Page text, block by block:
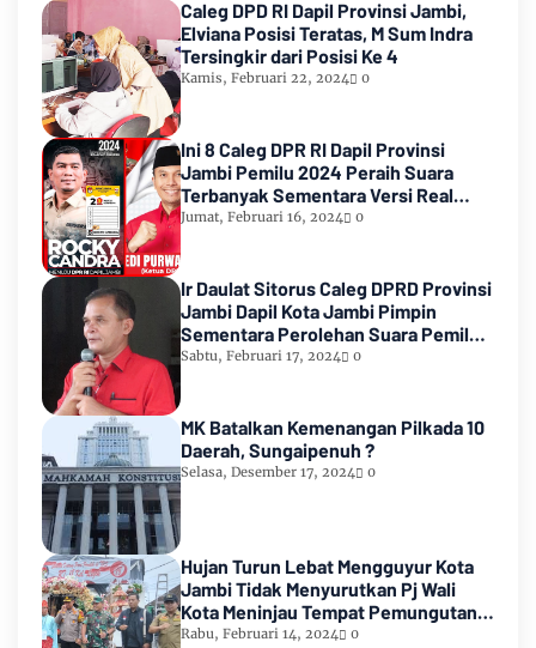
Caleg DPD RI Dapil Provinsi Jambi,
Elviana Posisi Teratas, M Sum Indra
Tersingkir dari Posisi Ke 4
Kamis, Februari 22, 2024 0
Ini 8 Caleg DPR RI Dapil Provinsi
Jambi Pemilu 2024 Peraih Suara
Terbanyak Sementara Versi Real
Count KPU RI
Jumat, Februari 16, 2024 0
Ir Daulat Sitorus Caleg DPRD Provinsi
Jambi Dapil Kota Jambi Pimpin
Sementara Perolehan Suara Pemilu
2024
Sabtu, Februari 17, 2024 0
MK Batalkan Kemenangan Pilkada 10
Daerah, Sungaipenuh ?
Selasa, Desember 17, 2024 0
Hujan Turun Lebat Mengguyur Kota
Jambi Tidak Menyurutkan Pj Wali
Kota Meninjau Tempat Pemungutan
Suara Pemilu 2024
Rabu, Februari 14, 2024 0